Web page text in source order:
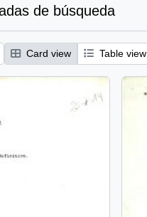
de búsqueda
Card view Table view